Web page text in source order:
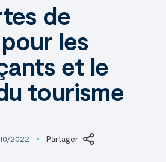
de
les
et le
tourisme
2022 Partager